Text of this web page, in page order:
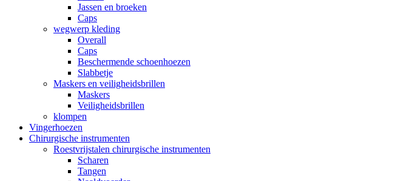
Jassen en broeken
Caps
wegwerp kleding
Overall
Caps
Beschermende schoenhoezen
Slabbetje
Maskers en veiligheidsbrillen
Maskers
Veiligheidsbrillen
klompen
Vingerhoezen
Chirurgische instrumenten
Roestvrijstalen chirurgische instrumenten
Scharen
Tangen